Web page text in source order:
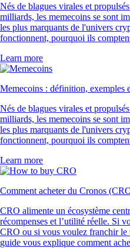
Nés de blagues virales et
milliards, les memecoins se sont
les plus marquants de l'univers
fonctionnent, pourquoi ils
Learn more
Memecoins : définition, exemples
Nés de blagues virales et
milliards, les memecoins se sont
les plus marquants de l'univers
fonctionnent, pourquoi ils
Learn more
Comment acheter du Cronos
CRO alimente un écosystème
récompenses et l’utilité réelle. Si
CRO ou si vous voulez franchir le
guide vous explique comment